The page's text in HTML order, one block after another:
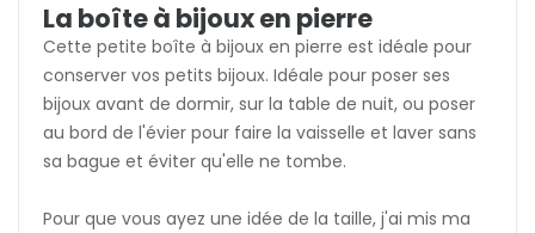
La boîte à bijoux en pierre
Cette petite boîte à bijoux en pierre est idéale pour
conserver vos petits bijoux. Idéale pour poser ses
bijoux avant de dormir, sur la table de nuit, ou poser
au bord de l'évier pour faire la vaisselle et laver sans
sa bague et éviter qu'elle ne tombe.
Pour que vous ayez une idée de la taille, j'ai mis ma